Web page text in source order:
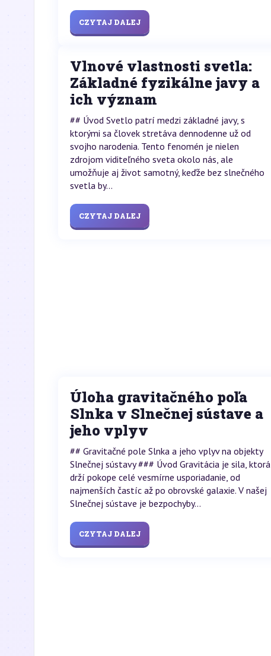
CZYTAJ DALEJ
Vlnové vlastnosti svetla:
Základné fyzikálne javy a
ich význam
## Úvod Svetlo patrí medzi základné javy, s
ktorými sa človek stretáva dennodenne už od
svojho narodenia. Tento fenomén je nielen
zdrojom viditeľného sveta okolo nás, ale
umožňuje aj život samotný, keďže bez slnečného
svetla by...
CZYTAJ DALEJ
Úloha gravitačného poľa
Slnka v Slnečnej sústave a
jeho vplyv
## Gravitačné pole Slnka a jeho vplyv na objekty
Slnečnej sústavy ### Úvod Gravitácia je sila, ktorá
drží pokope celé vesmírne usporiadanie, od
najmenších častíc až po obrovské galaxie. V našej
Slnečnej sústave je bezpochyby...
CZYTAJ DALEJ